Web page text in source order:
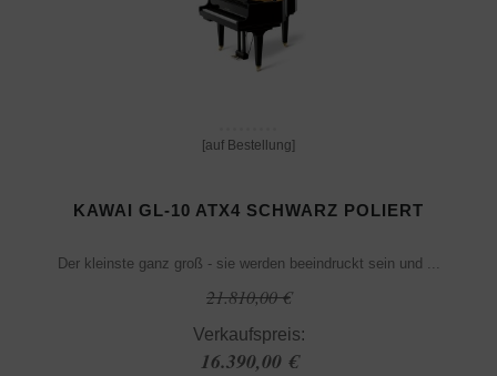
[auf Bestellung]
KAWAI GL-10 ATX4 SCHWARZ POLIERT
Der kleinste ganz groß - sie werden beeindruckt sein und ...
21.810,00 €
Verkaufspreis:
16.390,00 €